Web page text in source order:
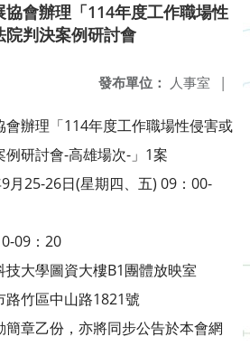
會辦理「114年度工作職場性
判決案例研討會
發布單位： 人事室 |
辦理「114年度工作職場性侵害或
研討會-高雄場次-」1案
月25-26日(星期四、五) 09：00-
09：20
大學圖資大樓B1團體放映室
路竹區中山路1821號
章乙份，亦將同步公告於本會網